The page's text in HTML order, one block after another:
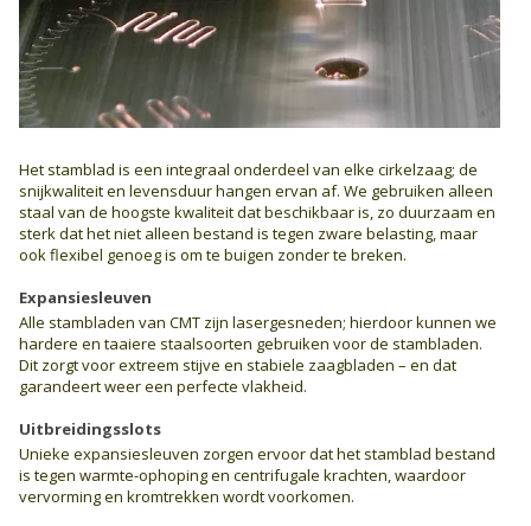
Het stamblad is een integraal onderdeel van elke cirkelzaag; de
snijkwaliteit en levensduur hangen ervan af. We gebruiken alleen
staal van de hoogste kwaliteit dat beschikbaar is, zo duurzaam en
sterk dat het niet alleen bestand is tegen zware belasting, maar
ook flexibel genoeg is om te buigen zonder te breken.
Expansiesleuven
Alle stambladen van CMT zijn lasergesneden; hierdoor kunnen we
hardere en taaiere staalsoorten gebruiken voor de stambladen.
Dit zorgt voor extreem stijve en stabiele zaagbladen – en dat
garandeert weer een perfecte vlakheid.
Uitbreidingsslots
Unieke expansiesleuven zorgen ervoor dat het stamblad bestand
is tegen warmte-ophoping en centrifugale krachten, waardoor
vervorming en kromtrekken wordt voorkomen.